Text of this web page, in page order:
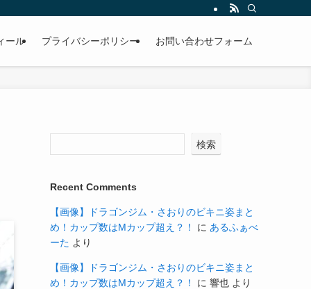
ール プライバシーポリシー お問い合わせフォーム
検索
Recent Comments
【画像】ドラゴンジム・さおりのビキニ姿まと
め！カップ数はMカップ超え？！
に あるふぁべ
ーた より
【画像】ドラゴンジム・さおりのビキニ姿まと
め！カップ数はMカップ超え？！
に 響也 より